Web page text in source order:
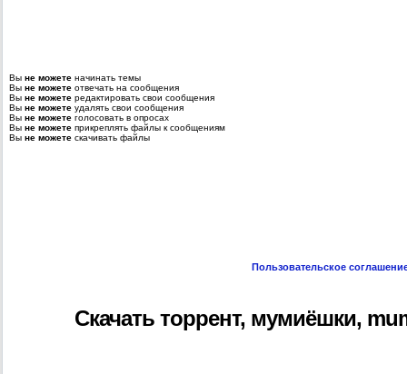
Вы не можете начинать темы
Вы не можете отвечать на сообщения
Вы не можете редактировать свои сообщения
Вы не можете удалять свои сообщения
Вы не можете голосовать в опросах
Вы не можете прикреплять файлы к сообщениям
Вы не можете скачивать файлы
Пользовательское
Скачать торрент, мумиёшки,